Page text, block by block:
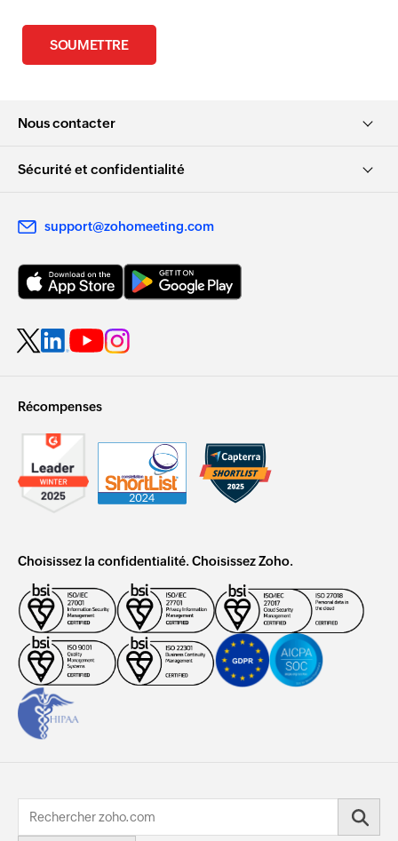
SOUMETTRE
Nous contacter
Sécurité et confidentialité
support@zohomeeting.com
Récompenses
Choisissez la confidentialité. Choisissez Zoho.